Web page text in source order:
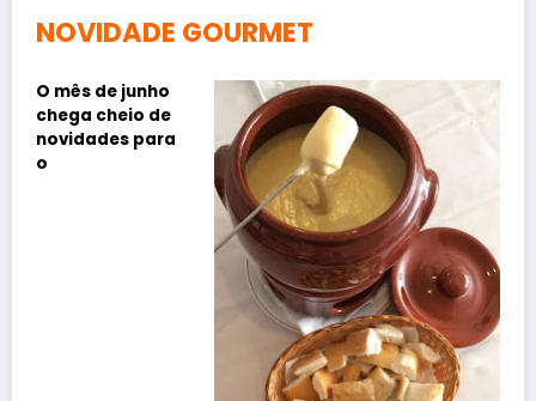
NOVIDADE GOURMET
O mês de junho
chega cheio de
novidades para
o